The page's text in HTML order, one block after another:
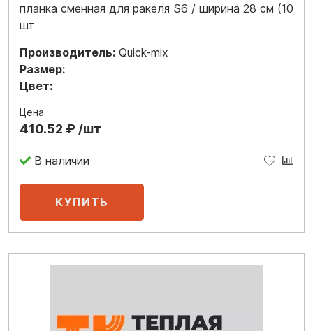
планка сменная для ракеля S6 / ширина 28 см (10
шт
Производитель: Quick-mix
Размер:
Цвет:
Цена
410.52 ₽ /шт
В наличии